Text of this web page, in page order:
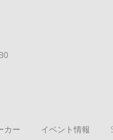
カー イベント情報